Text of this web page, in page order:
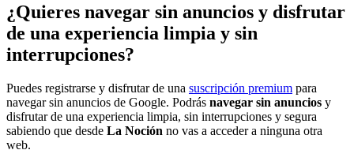
¿Quieres navegar sin anuncios y disfrutar
de una experiencia limpia y sin
interrupciones?
Puedes registrarse y disfrutar de una suscripción premium para
navegar sin anuncios de Google. Podrás navegar sin anuncios y
disfrutar de una experiencia limpia, sin interrupciones y segura
sabiendo que desde La Noción no vas a acceder a ninguna otra
web.